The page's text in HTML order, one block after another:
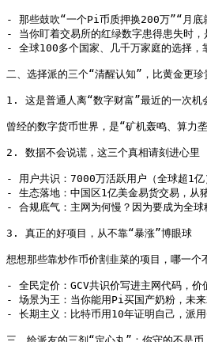
- 那些鼓吹“一个Pi币质押换200万”“月底
- 当你盯着交易所的红绿数字患得患失时
- 全球100多个国家、几千万家庭的选择，
二、选择派的三个“清醒认知”，比黄金更珍
1. 这是普通人离“数字财富”最近的一次机
曾经的数字货币世界，是“矿机轰鸣、算力
2. 数据不会说谎，这三个真相请刻进心里
- 用户共识：7000万活跃用户（全球超1亿
- 生态落地：中国区1亿美金易货交易，从
- 合规底气：主网为何慢？因为要成为全
3. 真正的好项目，从不靠“暴涨”博眼球
想想那些靠炒作币价割韭菜的项目，哪一个
- 全民定价：GCV共识价写进主网代码，
- 场景为王：当你能用Pi买国产奶粉，未
- 长期主义：比特币用10年证明自己，派